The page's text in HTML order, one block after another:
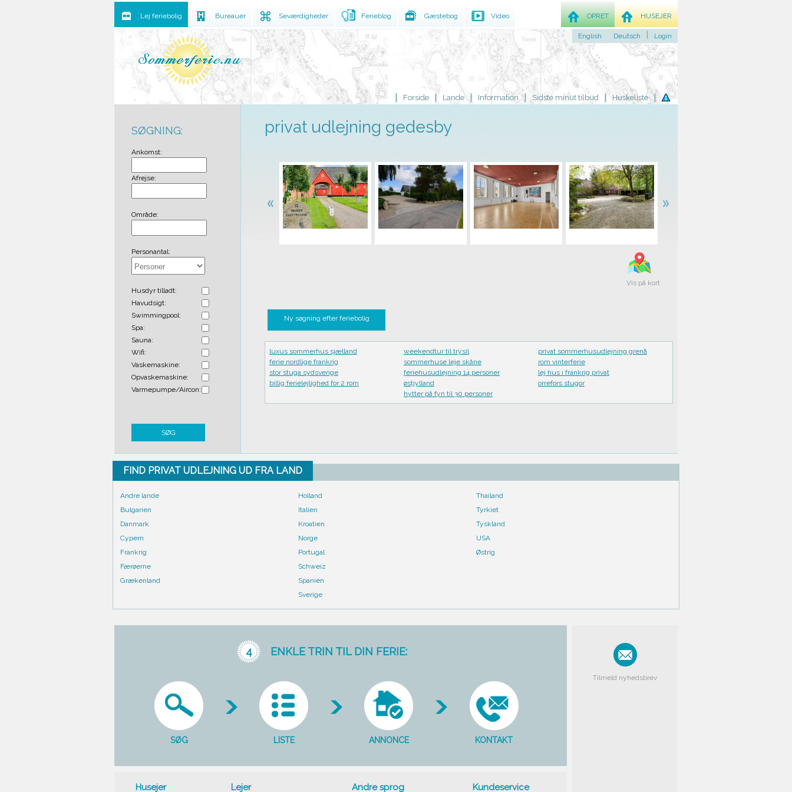
Forside Lande Information Sidste minut tilbud Huskeliste
privat udlejning gedesby
Vis på kort
Ny søgning efter feriebolig
luxus sommerhus sjælland
ferie nordlige frankrig
stor stuga sydsverige
billig ferielejlighed for 2 rom
weekendtur til trysil
sommerhuse leje skåne
feriehusudlejning 14 personer
østjylland
hytter på fyn til 30 personer
privat sommerhusudlejning grenå
rom vinterferie
lej hus i frankrig privat
orrefors stugor
SØGNING:
Ankomst:
Afrejse:
Område:
Personantal:
Husdyr tilladt:
Havudsigt:
Swimmingpool:
Spa:
Sauna:
Wifi:
Vaskemaskine:
Opvaskemaskine:
Varmepumpe/Aircon:
SØG
FIND PRIVAT UDLEJNING UD FRA LAND
Andre lande
Bulgarien
Danmark
Cypern
Frankrig
Færøerne
Grækenland
Holland
Italien
Kroatien
Norge
Portugal
Schweiz
Spanien
Sverige
Thailand
Tyrkiet
Tyskland
USA
Østrig
4 ENKLE TRIN TIL DIN FERIE:
SØG LISTE ANNONCE KONTAKT
Husejer Lejer Andre sprog Kundeservice
Tilmeld nyhedsbrev
Lej feriebolig Bureauer Seværdigheder Ferieblog Gæstebog Video HUSEJER
OPRET
English Deutsch Login